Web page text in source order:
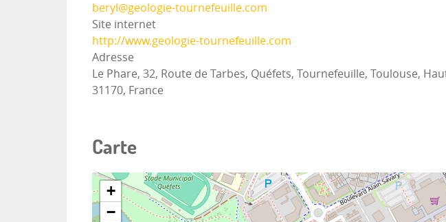
beryl@geologie-tournefeuille.com
Site internet
http://www.geologie-tournefeuille.com
Adresse
Le Phare, 32, Route de Tarbes, Quéfets, Tournefeuille, Toulouse,
31170, France
Carte
+
−